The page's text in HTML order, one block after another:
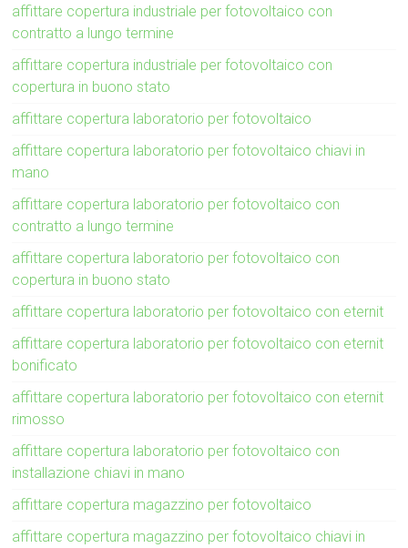
affittare copertura industriale per fotovoltaico con
contratto a lungo termine
affittare copertura industriale per fotovoltaico con
copertura in buono stato
affittare copertura laboratorio per fotovoltaico
affittare copertura laboratorio per fotovoltaico chiavi in
mano
affittare copertura laboratorio per fotovoltaico con
contratto a lungo termine
affittare copertura laboratorio per fotovoltaico con
copertura in buono stato
affittare copertura laboratorio per fotovoltaico con eternit
affittare copertura laboratorio per fotovoltaico con eternit
bonificato
affittare copertura laboratorio per fotovoltaico con eternit
rimosso
affittare copertura laboratorio per fotovoltaico con
installazione chiavi in mano
affittare copertura magazzino per fotovoltaico
affittare copertura magazzino per fotovoltaico chiavi in